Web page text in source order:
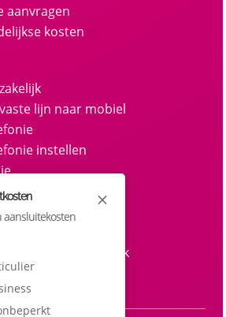
aanvragen
kosten
lijn naar mobiel
instellen
zakelijke telefonie
aanvragen zakelijk
per medewerker
M
aansluitekosten